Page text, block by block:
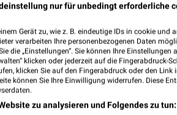
01.07.
Gültig von 01.
📅
nur für unbedingt erforderliche
Gerät zu, wie z. B. eindeutige IDs in cookie und
verarbeiten Ihre personenbezogenen Daten
die „Einstellungen“. Sie können Ihre Einstellungen
klicken oder jederzeit auf die Fingerabdruck-
klicken Sie auf den Fingerabdruck oder den Link
können Sie Ihre Einwilligung widerrufen. Diese
zu analysieren und Folgendes zu tun: